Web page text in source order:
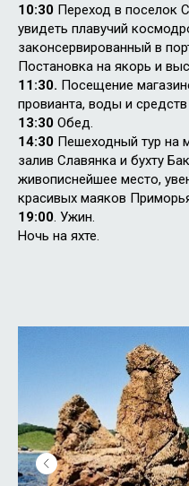
10:30 Переход в поселок
увидеть плавучий
законсервированный в
Постановка на якорь и
11:30. Посещение
провианта, воды и
13:30 Обед.
14:30 Пешеходный тур на
залив Славянка и бухту
живописнейшее место,
красивых маяков
19:00. Ужин.
Ночь на яхте.